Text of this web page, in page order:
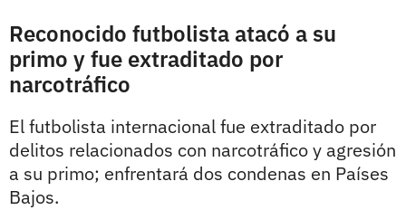
Reconocido futbolista atacó a su
primo y fue extraditado por
narcotráfico
El futbolista internacional fue extraditado por
delitos relacionados con narcotráfico y agresión
a su primo; enfrentará dos condenas en Países
Bajos.